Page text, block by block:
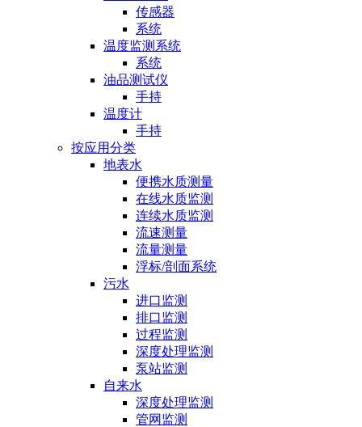
传感器
系统
温度监测系统
系统
油品测试仪
手持
温度计
手持
按应用分类
地表水
便携水质测量
在线水质监测
连续水质监测
流速测量
流量测量
浮标/剖面系统
污水
进口监测
排口监测
过程监测
深度处理监测
泵站监测
自来水
深度处理监测
管网监测